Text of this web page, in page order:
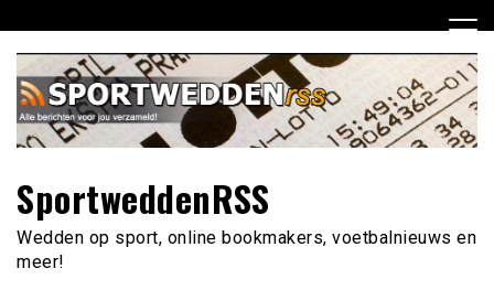
naar
inhoud
SportweddenRSS
Wedden op sport, online bookmakers, voetbalnieuws en
meer!